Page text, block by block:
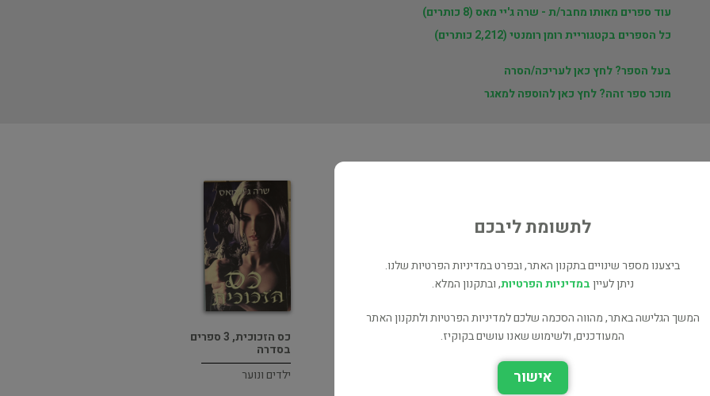
עוד ספרים מאותו מחבר/ת - שרה ג'יי מאס (8 כותרים)
כל הספרים בקטגוריית רומן רומנטי (2,212 כותרים)
בעל הספר? לחץ כאן לעריכה/הסרה
מוכר ספר זהה? לחץ כאן להוספה למאגר
חצר של כפור ואור כוכבים
חצר של ורדים וקוצים
רומן רומנטי
כס הזכוכית, 3 ספרים
בסדרה
ילדים ונוער
לתשומת ליבכם
ביצענו מספר שינויים בתקנון האתר, ובפרט במדיניות הפרטיות שלנו.
ניתן לעייןבמדיניות הפרטיות, ובתקנון המלא.
המשך הגלישה באתר, מהווה הסכמה שלכם למדיניות הפרטיות ולתקנון האתר
המעודכנים, ולשימוש שאנו עושים בקוקיז.
אישור